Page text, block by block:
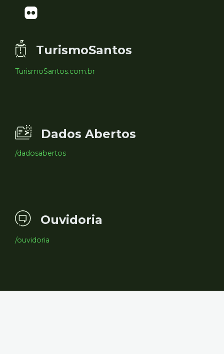
TurismoSantos
TurismoSantos.com.br
Dados Abertos
/dadosabertos
Ouvidoria
/ouvidoria